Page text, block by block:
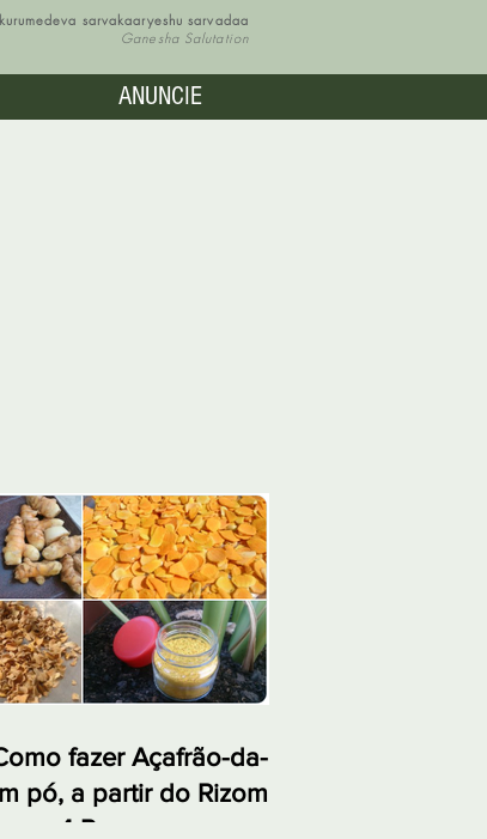
sarvakaaryeshu sarvadaa
Ganesha Salutation
fazer Açafrão-da-
pó, a partir do Rizoma,
4 Passos
ANUNCIE